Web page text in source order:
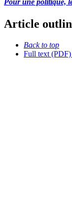
Pour une politique,
Article
Back to top
Full text (PDF)